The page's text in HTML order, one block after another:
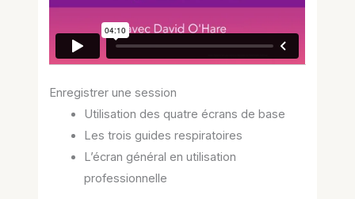
Enregistrer une session
Utilisation des quatre écrans de base
Les trois guides respiratoires
L’écran général en utilisation
professionnelle